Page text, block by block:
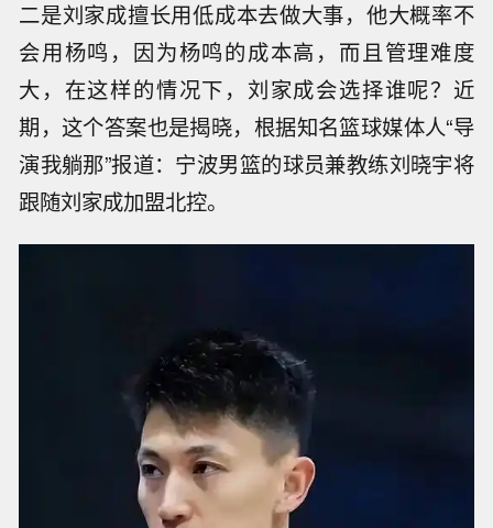
二是刘家成擅长用低成本去做大事，他大概率不
会用杨鸣，因为杨鸣的成本高，而且管理难度
大，在这样的情况下，刘家成会选择谁呢？近
期，这个答案也是揭晓，根据知名篮球媒体人“导
演我躺那”报道：宁波男篮的球员兼教练刘晓宇将
跟随刘家成加盟北控。